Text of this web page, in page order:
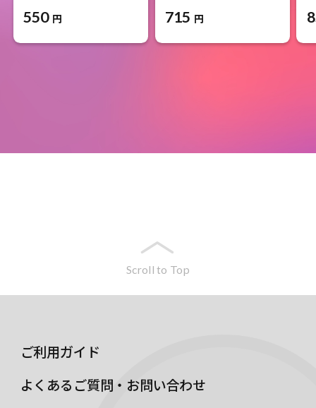
550 円 715 円
Scroll to Top
ご利用ガイド
よくあるご質問・お問い合わせ